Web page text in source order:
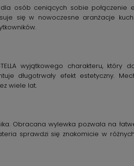
osób ceniących sobie połączenie
się w nowoczesne aranżacje
wyjątkowego charakteru,
długotrwały efekt estetyczny.
wiele lat.
Obracana wylewka pozwala na
sprawdzi się znakomicie w